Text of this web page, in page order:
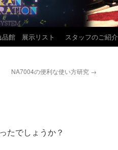
品館 展示リスト スタッフのご紹介
NA7004の便利な使い方研究 →
だったでしょうか？